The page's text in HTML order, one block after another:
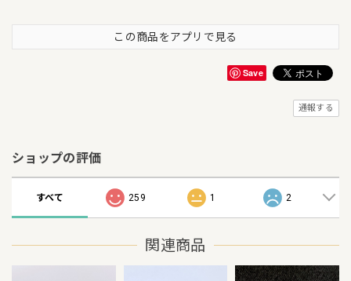
この商品をアプリで見る
Save
通報する
ショップの評価
すべて 259 1 2
関連商品